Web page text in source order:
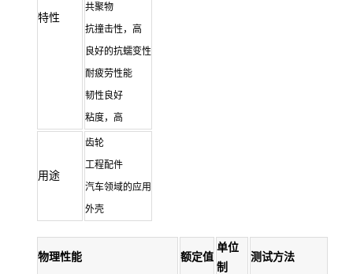
特性
共聚物
抗撞击性，高
良好的抗蠕变性
耐疲劳性能
韧性良好
粘度，高
用途
齿轮
工程配件
汽车领域的应用
外壳
物理性能 额定值
单位
制
测试方法